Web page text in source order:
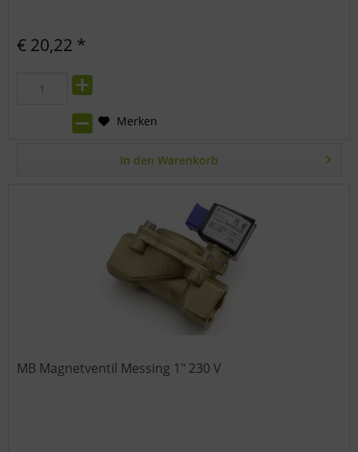
€ 20,22 *
In den Warenkorb
Merken
MB Magnetventil Messing 1" 230 V